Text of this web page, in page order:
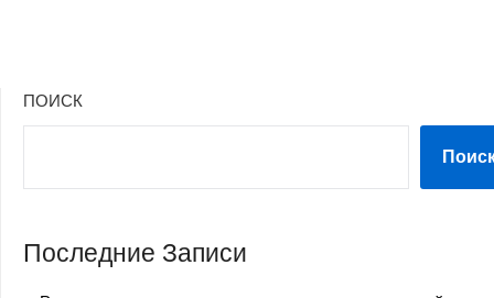
ПОИСК
Последние Записи